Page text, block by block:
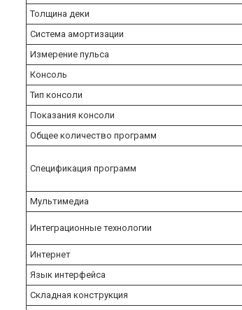
Толщина деки
Система амортизации
Измерение пульса
Консоль
Тип консоли
Показания консоли
Общее количество программ
Спецификация программ
Мультимедиа
Интеграционные технологии
Интернет
Язык интерфейса
Складная конструкция